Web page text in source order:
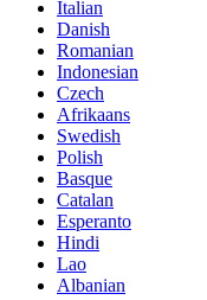
Italian
Danish
Romanian
Indonesian
Czech
Afrikaans
Swedish
Polish
Basque
Catalan
Esperanto
Hindi
Lao
Albanian